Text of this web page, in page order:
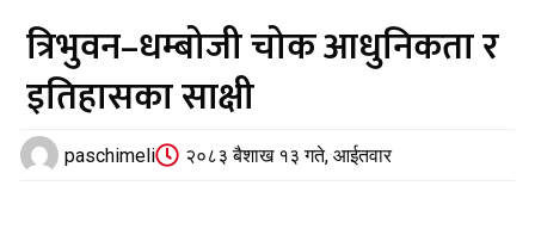
त्रिभुवन–धम्बोजी चोक आधुनिकता र
इतिहासका साक्षी
paschimeli २०८३ बैशाख १३ गते, आईतवार